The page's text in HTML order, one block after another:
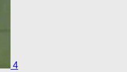
4